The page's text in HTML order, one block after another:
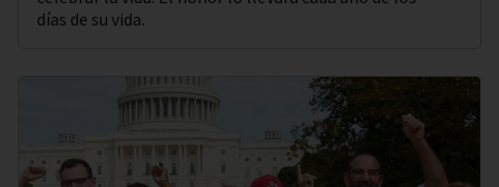
días de su vida.